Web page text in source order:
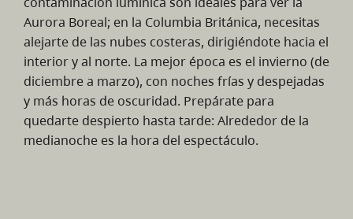
Aurora Boreal; en la Columbia Británica, necesitas
alejarte de las nubes costeras, dirigiéndote hacia el
interior y al norte. La mejor época es el invierno (de
diciembre a marzo), con noches frías y despejadas
y más horas de oscuridad. Prepárate para
quedarte despierto hasta tarde: Alrededor de la
medianoche es la hora del espectáculo.